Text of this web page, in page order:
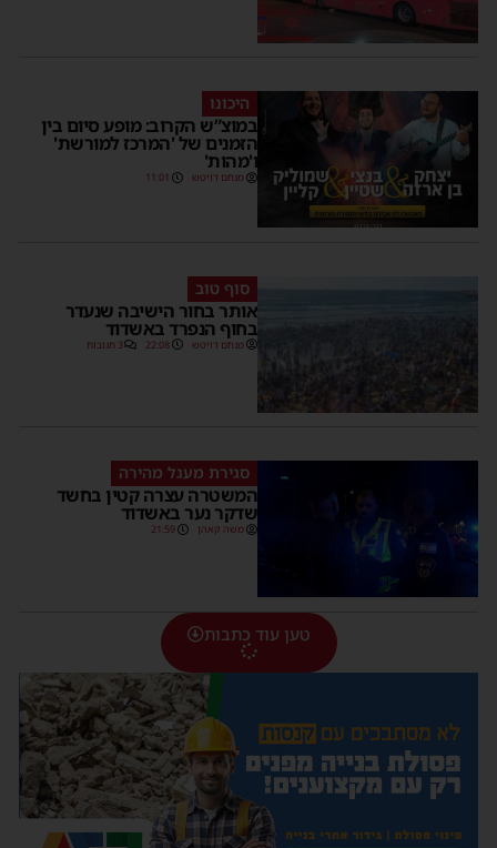
היכונו
במוצ”ש הקרוב: מופע סיום בין
הזמנים של 'המרכז למורשת'
ו'מהות'
מנחם דויטש 11:01
סוף טוב
אותר בחור הישיבה שנעדר
בחוף הנפרד באשדוד
מנחם דויטש 22:08 3 תגובות
סגירת מעגל מהירה
המשטרה עצרה קטין בחשד
שדקר נער באשדוד
משה קאהן 21:59
טען עוד כתבות